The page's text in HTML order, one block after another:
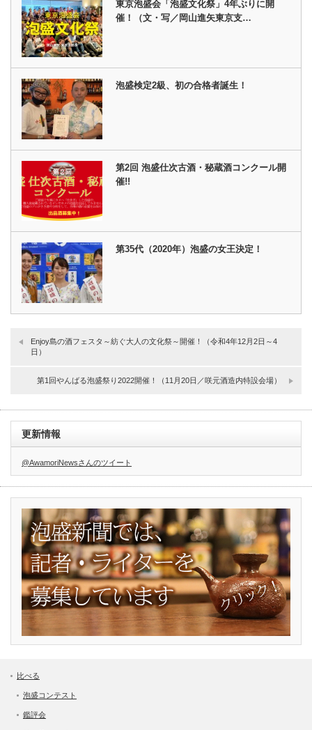
東京泡盛会「泡盛文化祭」4年ぶりに開
催！（文・写／岡山進矢東京支…
泡盛検定2級、初の合格者誕生！
第2回 泡盛仕次古酒・秘蔵酒コンクール開
催!!
第35代（2020年）泡盛の女王決定！
Enjoy島の酒フェスタ～紡ぐ大人の文化祭～開催！（令和4年12月2日～4
日）
第1回やんばる泡盛祭り2022開催！（11月20日／咲元酒造内特設会場）
更新情報
@AwamoriNewsさんのツイート
比べる
泡盛コンテスト
鑑評会